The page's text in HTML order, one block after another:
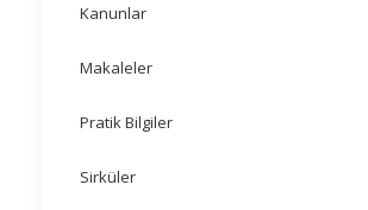
Kanunlar
Makaleler
Pratik Bilgiler
Sirküler